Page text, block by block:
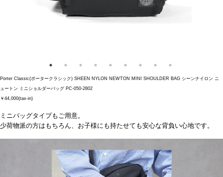
Porter Classic(ポータークラシック) SHEEN NYLON NEWTON MINI SHOULDER BAG シーンナイロン ニ
ュートン ミニショルダーバッグ PC-050-2802
￥44,000(tax-in)
ミニバッグタイプもご用意。
少荷物派の方はもちろん、お子様にも持たせても安心な背負い心地です。